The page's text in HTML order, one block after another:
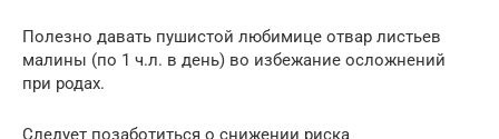
Полезно давать пушистой любимице отвар листьев
малины (по 1 ч.л. в день) во избежание осложнений
при родах.
Следует позаботиться о снижении риска